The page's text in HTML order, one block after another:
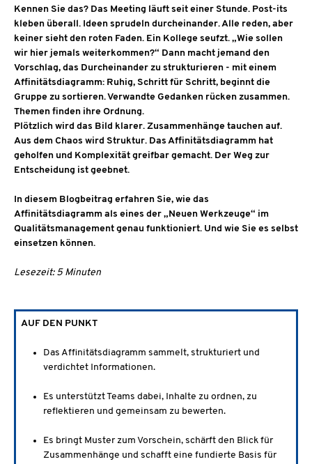
Kennen Sie das? Das Meeting läuft seit einer Stunde. Post-its
kleben überall. Ideen sprudeln durcheinander. Alle reden, aber
keiner sieht den roten Faden. Ein Kollege seufzt. „Wie sollen
wir hier jemals weiterkommen?“ Dann macht jemand den
Vorschlag, das Durcheinander zu strukturieren - mit einem
Affinitätsdiagramm: Ruhig, Schritt für Schritt, beginnt die
Gruppe zu sortieren. Verwandte Gedanken rücken zusammen.
Themen finden ihre Ordnung.
Plötzlich wird das Bild klarer. Zusammenhänge tauchen auf.
Aus dem Chaos wird Struktur. Das Affinitätsdiagramm hat
geholfen und Komplexität greifbar gemacht. Der Weg zur
Entscheidung ist geebnet.
In diesem Blogbeitrag erfahren Sie, wie das
Affinitätsdiagramm als eines der „Neuen Werkzeuge“ im
Qualitätsmanagement genau funktioniert. Und wie Sie es selbst
einsetzen können.
Lesezeit: 5 Minuten
AUF DEN PUNKT
Das Affinitätsdiagramm sammelt, strukturiert und
verdichtet Informationen.
Es unterstützt Teams dabei, Inhalte zu ordnen, zu
reflektieren und gemeinsam zu bewerten.
Es bringt Muster zum Vorschein, schärft den Blick für
Zusammenhänge und schafft eine fundierte Basis für